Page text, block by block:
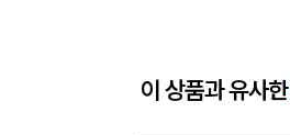
이 상품과 유사한